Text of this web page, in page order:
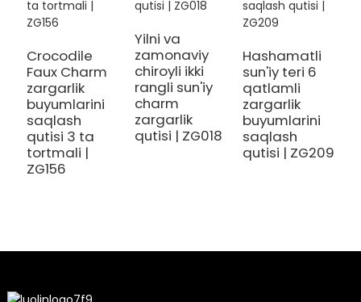
Crocodile
Faux Charm
zargarlik
buyumlarini
saqlash
qutisi 3 ta
tortmali |
ZG156
Yilni va
zamonaviy
chiroyli ikki
rangli sun'iy
charm
zargarlik
qutisi | ZG018
Hashamatli
sun'iy teri 6
qatlamli
zargarlik
buyumlarini
saqlash
qutisi | ZG209